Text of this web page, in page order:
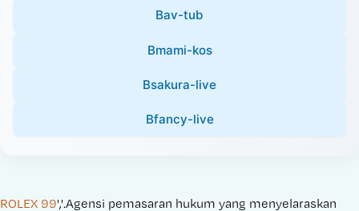
Bav-tub
Bmami-kos
Bsakura-live
Bfancy-live
ROLEX 99','.Agensi pemasaran hukum yang menyelaraskan